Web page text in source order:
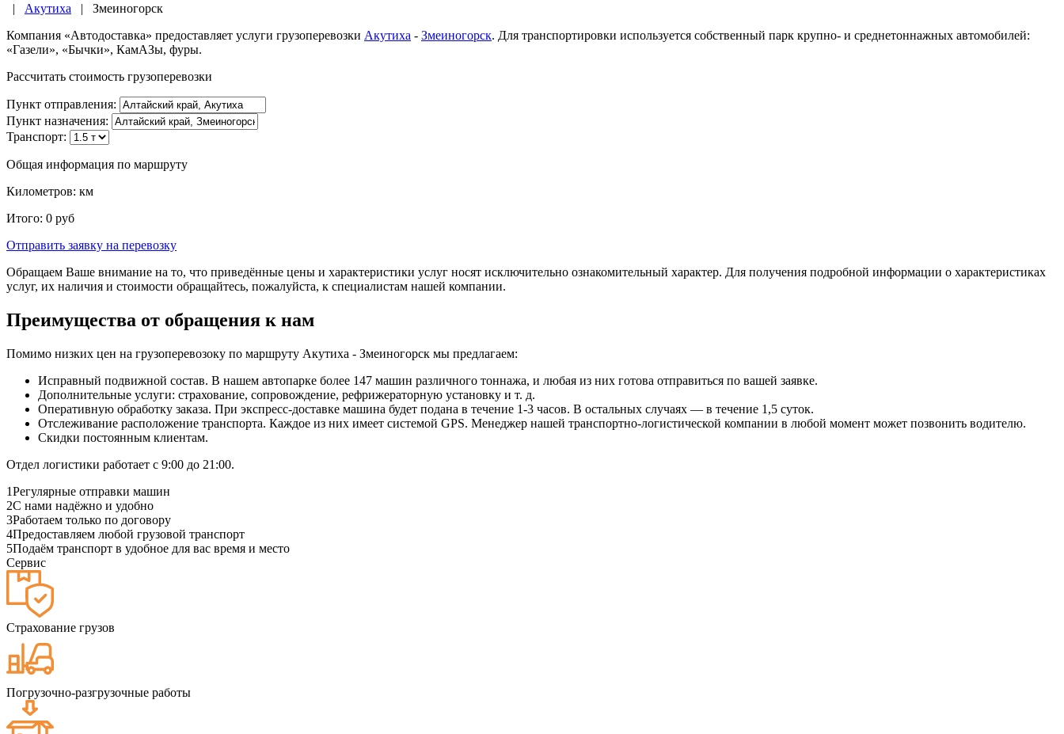
| Акутиха | Змеиногорск
Компания «Автодоставка» предоставляет услуги грузоперевозки Акутиха - Змеиногорск. Для транспортировки используется собственный парк крупно- и среднетоннажных автомобилей:
«Газели», «Бычки», КамАЗы, фуры.
Рассчитать стоимость грузоперевозки
Пункт отправления:
Пункт назначения:
Транспорт:
Общая информация по маршруту
Километров: км
Итого: 0 руб
Отправить заявку на перевозку
Обращаем Ваше внимание на то, что приведённые цены и характеристики услуг носят исключительно ознакомительный характер. Для получения подробной информации о характеристиках
услуг, их наличия и стоимости обращайтесь, пожалуйста, к специалистам нашей компании.
Преимущества от обращения к нам
Помимо низких цен на грузоперевозоку по маршруту Акутиха - Змеиногорск мы предлагаем:
Исправный подвижной состав. В нашем автопарке более 147 машин различного тоннажа, и любая из них готова отправиться по вашей заявке.
Дополнительные услуги: страхование, сопровождение, рефрижераторную установку и т. д.
Оперативную обработку заказа. При экспресс-доставке машина будет подана в течение 1-3 часов. В остальных случаях — в течение 1,5 суток.
Отслеживание расположение транспорта. Каждое из них имеет системой GPS. Менеджер нашей транспортно-логистической компании в любой момент может позвонить водителю.
Скидки постоянным клиентам.
Отдел логистики работает с 9:00 до 21:00.
1Регулярные отправки машин
2С нами надёжно и удобно
3Работаем только по договору
4Предоставляем любой грузовой транспорт
5Подаём транспорт в удобное для вас время и место
Сервис
Страхование грузов
Погрузочно-разгрузочные работы